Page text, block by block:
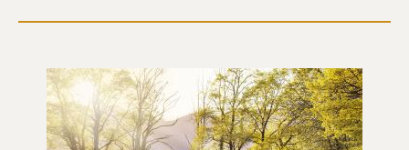
Utrinek 22/2022: Tvoja pot
Utrinki